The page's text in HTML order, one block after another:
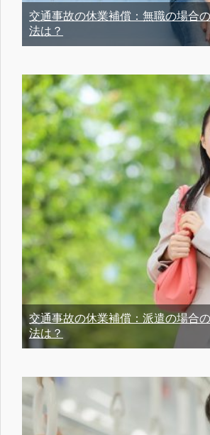
交通事故の休業補償：無職の場合
法は？
交通事故の休業補償：派遣の場合
法は？